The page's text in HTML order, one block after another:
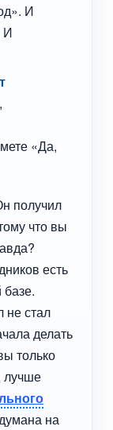
И
И
«Да,
получил
что вы
есть
не стал
делать
только
лучше
на